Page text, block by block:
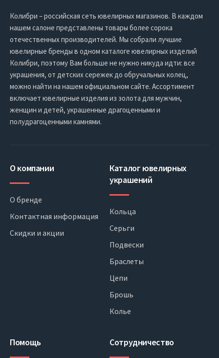
Колибри – российская сеть ювелирных магазинов. В каждом
нашем салоне представлены товары более сорока
отечественных производителей. Мы собрали лучшие
ювелирные бренды в одном каталоге ювелирных изделий
Колибри, поэтому Вам больше не нужно никуда идти: все
украшения, от детских сережек до обручальных колец,
можно найти на нашем официальном сайте. Ассортимент
включает ювелирные изделия из золота для мужчин,
женщин и детей, украшенные драгоценными и
полудрагоценными камнями.
О компании
О бренде
Контактная информация
Скидки и акции
Каталог ювелирных
украшений
Кольца
Серьги
Подвески
Браслеты
Цепи
Брошь
Колье
Помощь Сотрудничество